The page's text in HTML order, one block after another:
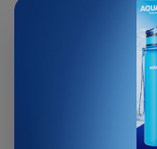
Изготовлен по
выполнен в
Благодаря
строению и
вода очищается
металлов и
Практически не